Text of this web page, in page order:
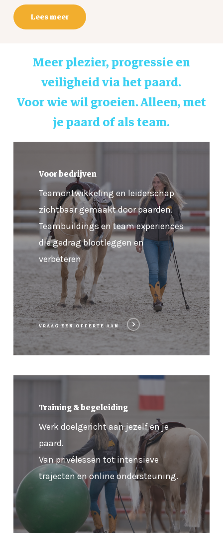
Lees meer
Meer plezier, progressie en
veiligheid via het paard.
Voor wie wil groeien. Alleen, met
je paard of als team.
Voor bedrijven
Teamontwikkeling en leiderschap
zichtbaar gemaakt door paarden.
Teambuildings en team experiences
die gedrag blootleggen en
verbeteren
VRAAG EEN OFFERTE AAN
Training & begeleiding
Werk doelgericht aan jezelf en je
paard.
Van privélessen tot intensieve
trajecten en online ondersteuning.